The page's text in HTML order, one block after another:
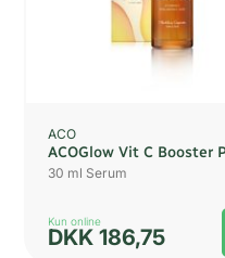
ACO
ACOGlow Vit C Booster
30 ml Serum
Kun online
DKK 186,75